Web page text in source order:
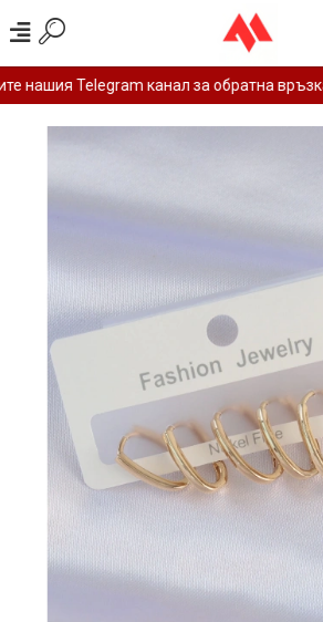
нашия Telegram канал за обратна връзка.